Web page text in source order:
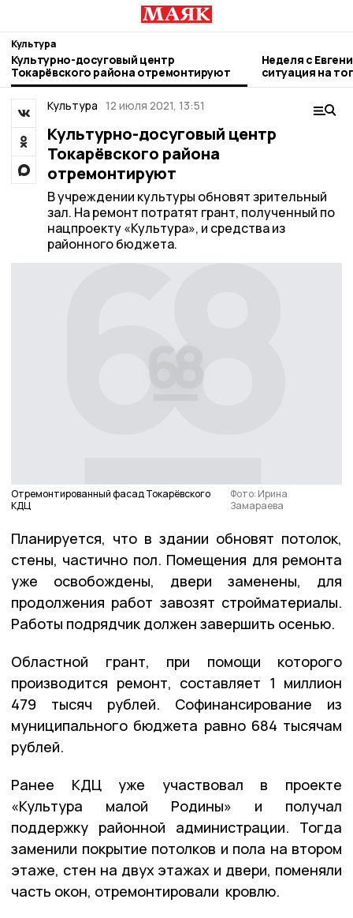
Культура
Культурно-досуговый центр
Токарёвского района отремонтируют
Неделя с
ситуация на
городе и
Культура 12 июля 2021, 13:51
Культурно-досуговый центр
Токарёвского района
отремонтируют
В учреждении культуры обновят зрительный
зал. На ремонт потратят грант, полученный по
нацпроекту «Культура», и средства из
районного бюджета.
Отремонтированный фасад Токарёвского
КДЦ
Фото: Ирина
Замараева
Планируется, что в здании обновят потолок,
стены, частично пол. Помещения для ремонта
уже освобождены, двери заменены, для
продолжения работ завозят стройматериалы.
Работы подрядчик должен завершить осенью.
Областной грант, при помощи которого
производится ремонт, составляет 1 миллион
479 тысяч рублей. Софинансирование из
муниципального бюджета равно 684 тысячам
рублей.
Ранее КДЦ уже участвовал в проекте
«Культура малой Родины» и получал
поддержку районной администрации. Тогда
заменили покрытие потолков и пола на втором
этаже, стен на двух этажах и двери, поменяли
часть окон, отремонтировали кровлю.